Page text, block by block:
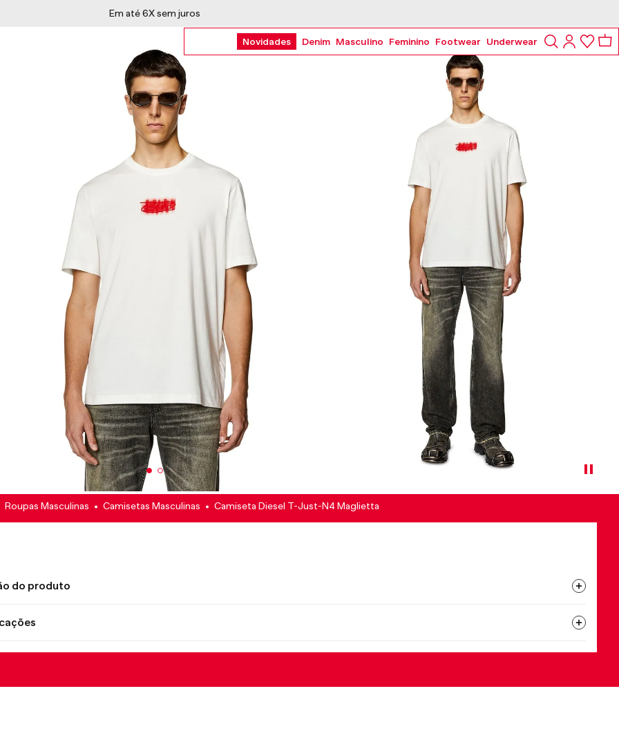
Em até 6X sem juros
Novidades Denim Masculino Feminino Footwear Underwear
Roupas Masculinas Camisetas Masculinas Camiseta Diesel T-Just-N4 Maglietta
do produto